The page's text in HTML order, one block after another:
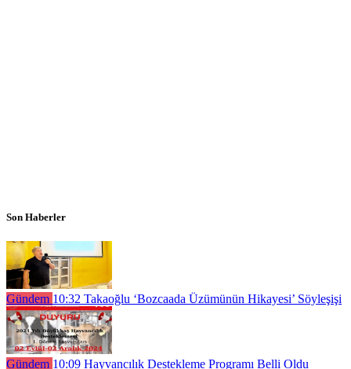
Son Haberler
Gündem 10:32 Takaoğlu ‘Bozcaada Üzümünün Hikayesi’ Söyleşişi
Gündem 10:09 Hayvancılık Destekleme Programı Belli Oldu